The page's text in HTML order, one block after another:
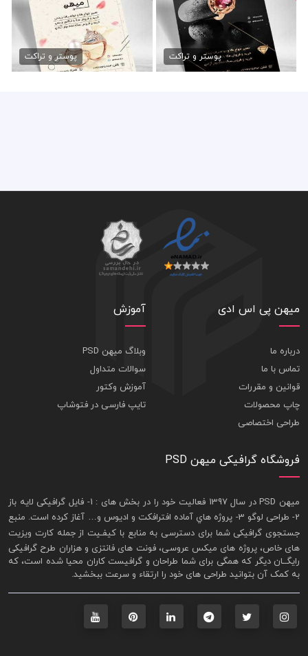
دانلود تراکت طلا فروشی
79,000 تومان پوستر و تراکت
طرح تراکت طلا فروشی
79,000 تومان پوستر و تراکت
میهن پی اس ادی
درباره ما
تماس با ما
قوانین و مقررات
چاپ محصولات
طراحی اختصاصی
آموزش
وبلاگ میهن PSD
سوالات متداول
آموزش وکتور
تایپ فارسی در فتوشاپ
فروشگاه گرافیکی میهن PSD
ميهن PSD در سال 1397 فعاليت خود را در بخش های : 1-
فايل گرافيکی لايه باز
2- طراحی لوگو 3- پروژه هاي آماده افترافکت و اديوس و… آغاز کرده است. منبع
جستجوی گرافيکی شما برای دسترسی به منابع با کيفـيت از جملهکارت ويزيت
های خاص، پروژه های ميکس عروسی، فونت های فانتزی و هزاران طرح گرافیکی
رايگــان ديگر که همگی برای شما طراحان و گرافيست کاران محيا شده است، که
به کمک آن بتوانيد طراحی های خود را ارتقاء و سرعت ببخشيد.